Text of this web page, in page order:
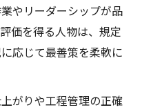
ための実践的アプロ
わりが生む差別化ポ
の高め方
やリーダーシップが品
価を得る人物は、規定
応じて最善策を柔軟に
がりや工程管理の正確